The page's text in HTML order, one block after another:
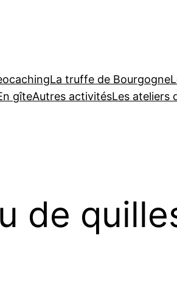
La truffe de Bourgogne
gîteAutres activitésLes ateliers
de